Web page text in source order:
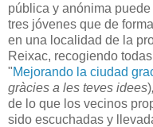
pública y anónima
tres jóvenes que de
en una localidad de la
Reixac, recogiendo
"Mejorando la ciudad
gràcies a les teves idees),
de lo que los vecinos
sido escuchadas y